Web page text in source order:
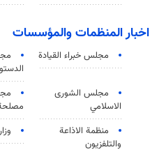
اخبار المنظمات والمؤسسات
مجلس خبراء القيادة
مجلس الشورى
الاسلامي
منظمة الاذاعة
والتلفزیون